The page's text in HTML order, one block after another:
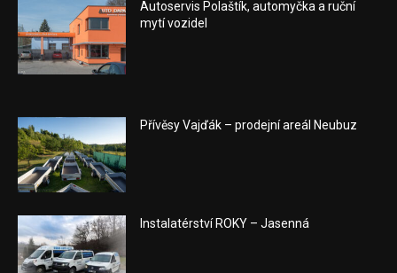
Autoservis Polaštík, automyčka a ruční
mytí vozidel
Přívěsy Vajďák – prodejní areál Neubuz
Instalatérství ROKY – Jasenná